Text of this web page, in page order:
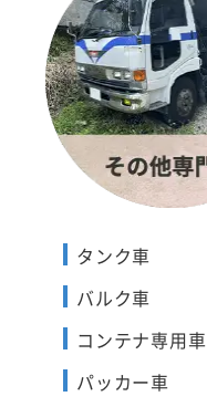
タンク車
バルク車
コンテナ専用車
パッカー車